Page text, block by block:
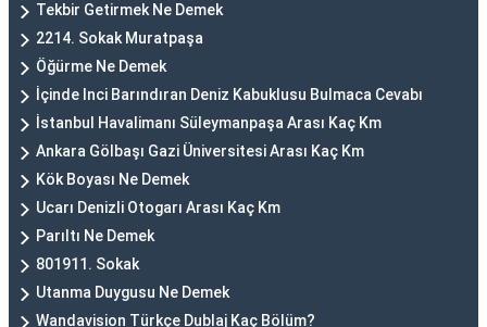
Tekbir Getirmek Ne Demek
2214. Sokak Muratpaşa
Öğürme Ne Demek
İçinde Inci Barındıran Deniz Kabuklusu Bulmaca Cevabı
İstanbul Havalimanı Süleymanpaşa Arası Kaç Km
Ankara Gölbaşı Gazi Üniversitesi Arası Kaç Km
Kök Boyası Ne Demek
Ucarı Denizli Otogarı Arası Kaç Km
Parıltı Ne Demek
801911. Sokak
Utanma Duygusu Ne Demek
Wandavision Türkçe Dublaj Kaç Bölüm?